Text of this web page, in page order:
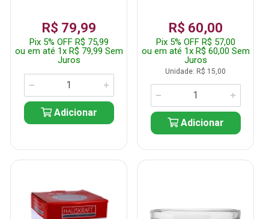
R$ 79,99
Pix 5% OFF R$ 75,99
ou em até 1x R$ 79,99 Sem
Juros
Adicionar
R$ 60,00
Pix 5% OFF R$ 57,00
ou em até 1x R$ 60,00 Sem
Juros
Unidade: R$ 15,00
Adicionar